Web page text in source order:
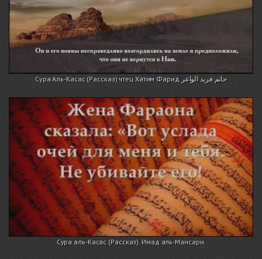
Сура Аль-Касас (Рассказ) чтец Хатим Фарид حاتم فريد الواعر
Сура аль-Касас (Рассказ). Имад аль-Мансари.